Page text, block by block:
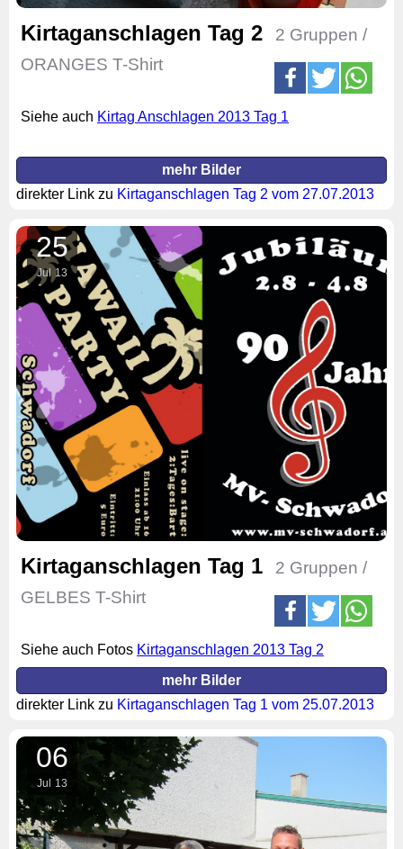
Kirtaganschlagen Tag 2
2 Gruppen /
ORANGES T-Shirt
Siehe auch Kirtag Anschlagen 2013 Tag 1
mehr Bilder
direkter Link zu Kirtaganschlagen Tag 2 vom 27.07.2013
25
Jul 13
Kirtaganschlagen Tag 1
2 Gruppen /
GELBES T-Shirt
Siehe auch Fotos Kirtaganschlagen 2013 Tag 2
mehr Bilder
direkter Link zu Kirtaganschlagen Tag 1 vom 25.07.2013
06
Jul 13